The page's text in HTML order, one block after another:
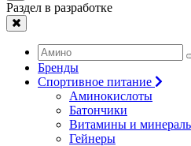
Раздел в разработке
Бренды
Спортивное питание
Аминокислоты
Батончики
Витамины и
Гейнеры